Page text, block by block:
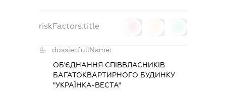
riskFactors.title
dossier.fullName:
ОБ'ЄДНАННЯ СПІВВЛАСНИКІВ
БАГАТОКВАРТИРНОГО БУДИНКУ
"УКРАЇНКА-ВЕСТА"